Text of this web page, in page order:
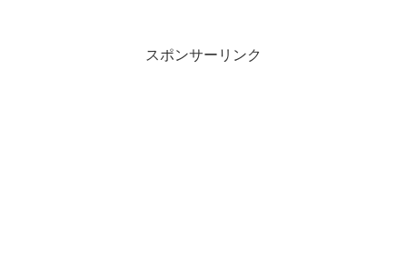
スポンサーリンク